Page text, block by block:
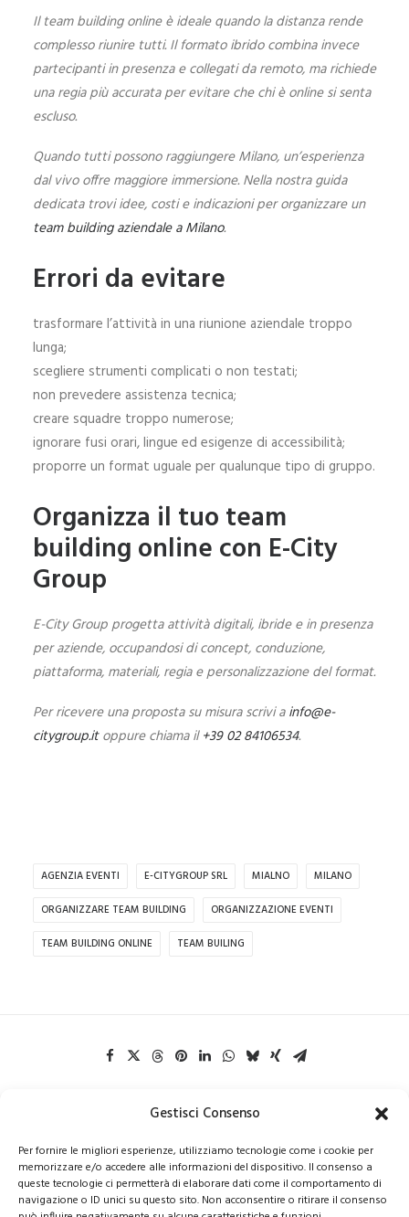
Gestisci Consenso
Per fornire le migliori esperienze, utilizziamo tecnologie come i cookie per
memorizzare e/o accedere alle informazioni del dispositivo. Il consenso a
queste tecnologie ci permetterà di elaborare dati come il comportamento di
navigazione o ID unici su questo sito. Non acconsentire o ritirare il consenso
Il team building online è ideale quando la distanza rende
complesso riunire tutti. Il formato ibrido combina invece
partecipanti in presenza e collegati da remoto, ma richiede
una regia più accurata per evitare che chi è online si senta
escluso.
Quando tutti possono raggiungere Milano, un’esperienza
dal vivo offre maggiore immersione. Nella nostra guida
dedicata trovi idee, costi e indicazioni per organizzare un
team building aziendale a Milano.
Errori da evitare
trasformare l’attività in una riunione aziendale troppo
lunga;
scegliere strumenti complicati o non testati;
non prevedere assistenza tecnica;
creare squadre troppo numerose;
ignorare fusi orari, lingue ed esigenze di accessibilità;
proporre un format uguale per qualunque tipo di gruppo.
Organizza il tuo team
building online con E-City
Group
E-City Group progetta attività digitali, ibride e in presenza
per aziende, occupandosi di concept, conduzione,
piattaforma, materiali, regia e personalizzazione del format.
Per ricevere una proposta su misura scrivi ainfo@e-
citygroup.itoppure chiama il+39 02 84106534.
AGENZIA EVENTI E-CITYGROUP SRL MIALNO MILANO
ORGANIZZARE TEAM BUILDING ORGANIZZAZIONE EVENTI
TEAM BUILDING ONLINE TEAM BUILING